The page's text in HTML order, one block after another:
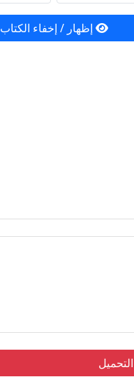
إظهار / إخفاء الكتاب